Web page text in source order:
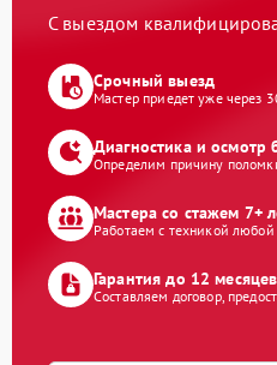
С выездом
Срочный выезд
Мастер приедет уже через
Диагностика и осмотр
Определим причину
Мастера со стажем 7+
Работаем с техникой любой
Гарантия до 12 месяцев
Составляем договор,